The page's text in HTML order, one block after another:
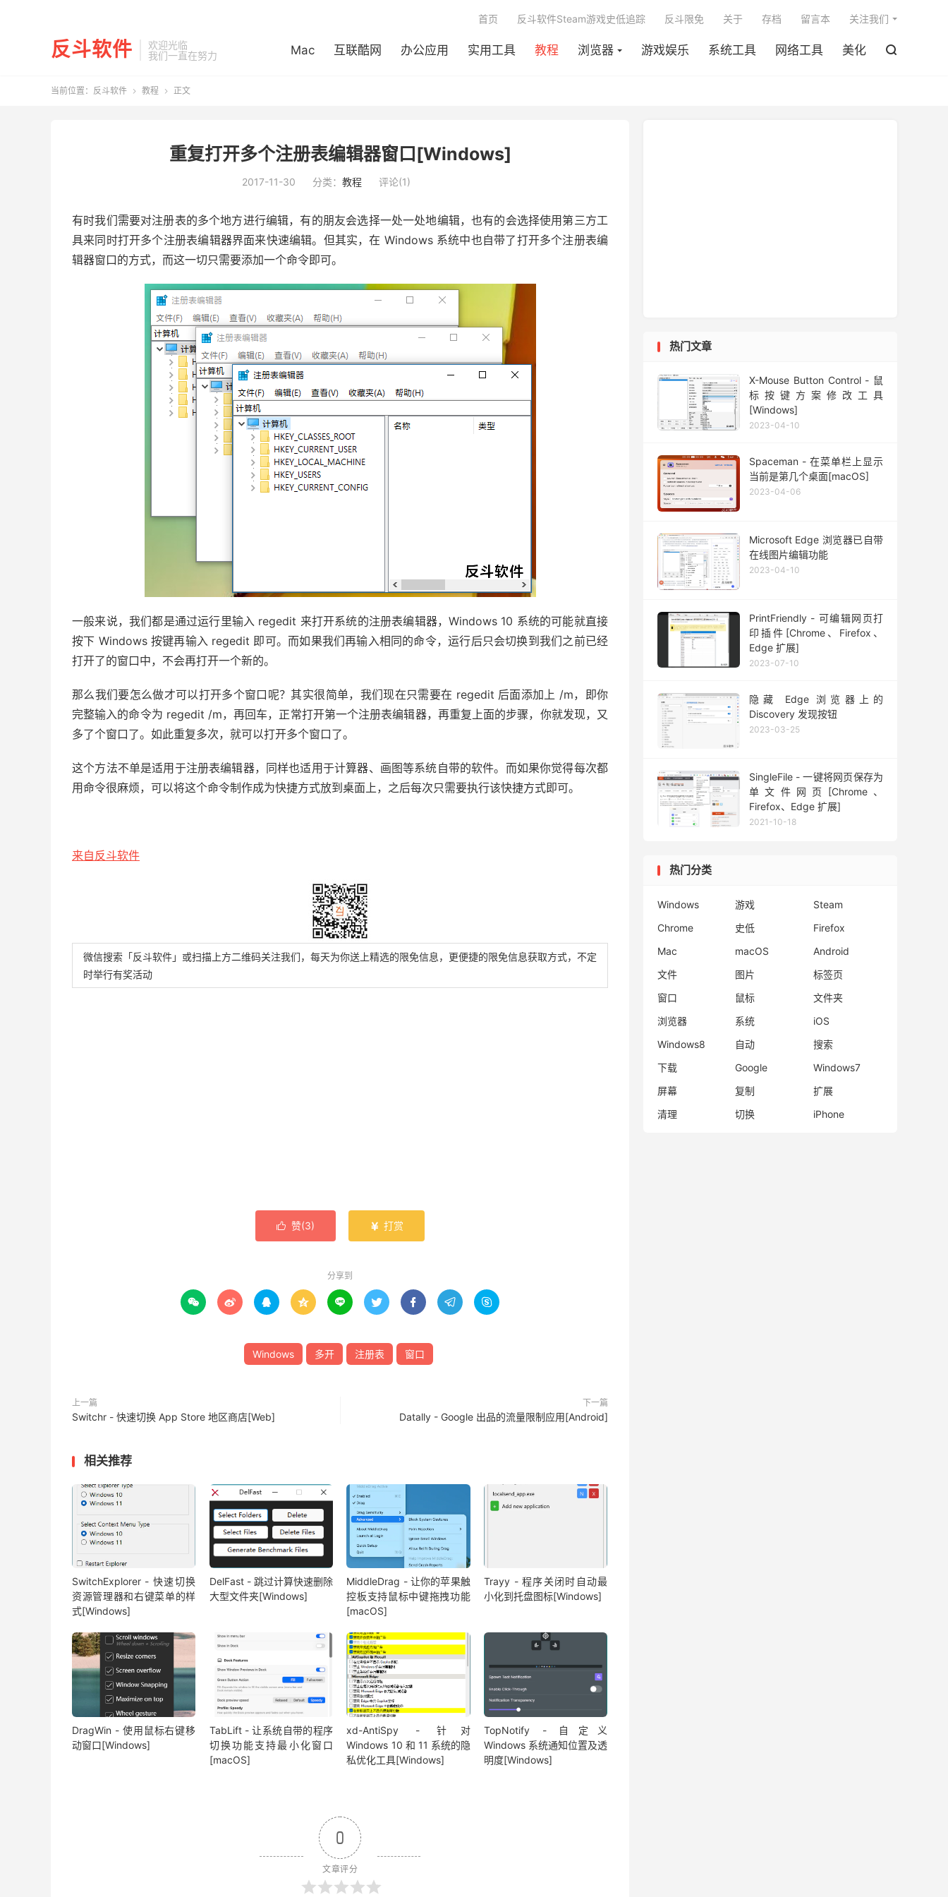
反斗软件
欢迎光临
我们一直在努力
Mac 互联酷网 办公应用 实用工具 教程 浏览器 游戏娱乐 系统工具 网络工具 美化 
首页 反斗软件Steam游戏史低追踪 反斗限免 关于 存档 留言本 关注我们
当前位置： 反斗软件  教程  正文
重复打开多个注册表编辑器窗口[Windows]
2017-11-30 分类： 教程 评论(1)
有时我们需要对注册表的多个地方进行编辑，有的朋友会选择一处一处地编辑，也有的会选择使用第三方工
具来同时打开多个注册表编辑器界面来快速编辑。但其实，在 Windows 系统中也自带了打开多个注册表编
辑器窗口的方式，而这一切只需要添加一个命令即可。
一般来说，我们都是通过运行里输入 regedit 来打开系统的注册表编辑器，Windows 10 系统的可能就直接
按下 Windows 按键再输入 regedit 即可。而如果我们再输入相同的命令，运行后只会切换到我们之前已经
打开了的窗口中，不会再打开一个新的。
那么我们要怎么做才可以打开多个窗口呢？其实很简单，我们现在只需要在 regedit 后面添加上 /m，即你
完整输入的命令为 regedit /m，再回车，正常打开第一个注册表编辑器，再重复上面的步骤，你就发现，又
多了个窗口了。如此重复多次，就可以打开多个窗口了。
这个方法不单是适用于注册表编辑器，同样也适用于计算器、画图等系统自带的软件。而如果你觉得每次都
用命令很麻烦，可以将这个命令制作成为快捷方式放到桌面上，之后每次只需要执行该快捷方式即可。
来自反斗软件
微信搜索「反斗软件」或扫描上方二维码关注我们，每天为你送上精选的限免信息，更便捷的限免信息获取方式，不定
时举行有奖活动
 赞(3)  打赏
分享到
        
Windows 多开 注册表 窗口
上一篇
Switchr - 快速切换 App Store 地区商店[Web]
下一篇
Datally - Google 出品的流量限制应用[Android]
相关推荐
SwitchExplorer - 快速切换
资源管理器和右键菜单的样
式[Windows]
DelFast - 跳过计算快速删除
大型文件夹[Windows]
MiddleDrag - 让你的苹果触
控板支持鼠标中键拖拽功能
[macOS]
Trayy - 程序关闭时自动最
小化到托盘图标[Windows]
DragWin - 使用鼠标右键移
动窗口[Windows]
TabLift - 让系统自带的程序
切换功能支持最小化窗口
[macOS]
xd-AntiSpy - 针对
Windows 10 和 11 系统的隐
私优化工具[Windows]
TopNotify - 自定义
Windows 系统通知位置及透
明度[Windows]
0
文章评分
热门文章
X-Mouse Button Control - 鼠
标按键方案修改工具
[Windows]
2023-04-10
Spaceman - 在菜单栏上显示
当前是第几个桌面[macOS]
2023-04-06
Microsoft Edge 浏览器已自带
在线图片编辑功能
2023-04-10
PrintFriendly - 可编辑网页打
印插件[Chrome、Firefox、
Edge 扩展]
2023-07-10
隐藏 Edge 浏览器上的
Discovery 发现按钮
2023-03-25
SingleFile - 一键将网页保存为
单文件网页[Chrome、
Firefox、Edge 扩展]
2021-10-18
热门分类
Windows 游戏
Steam
Chrome
史低
Firefox
Mac
macOS
Android
文件
图片
标签页
窗口
鼠标
文件夹
浏览器
系统
iOS
Windows8
自动
搜索
下载
Google
Windows7
屏幕
复制
扩展
清理
切换 iPhone